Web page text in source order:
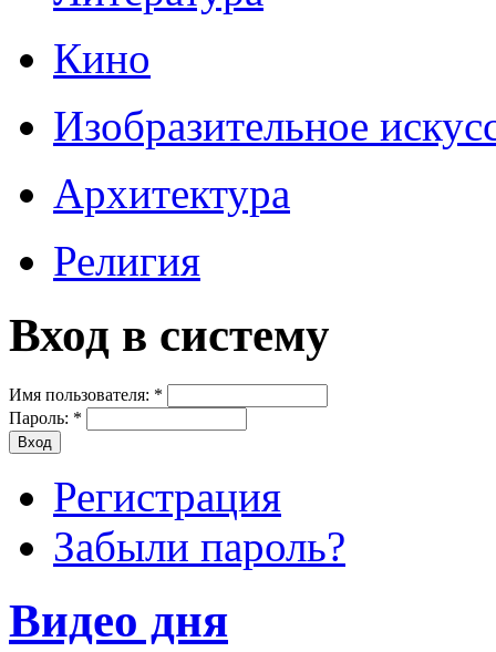
Кино
Изобразительное
Архитектура
Религия
Вход в систему
Имя пользователя: *
Пароль: *
Регистрация
Забыли пароль?
Видео дня